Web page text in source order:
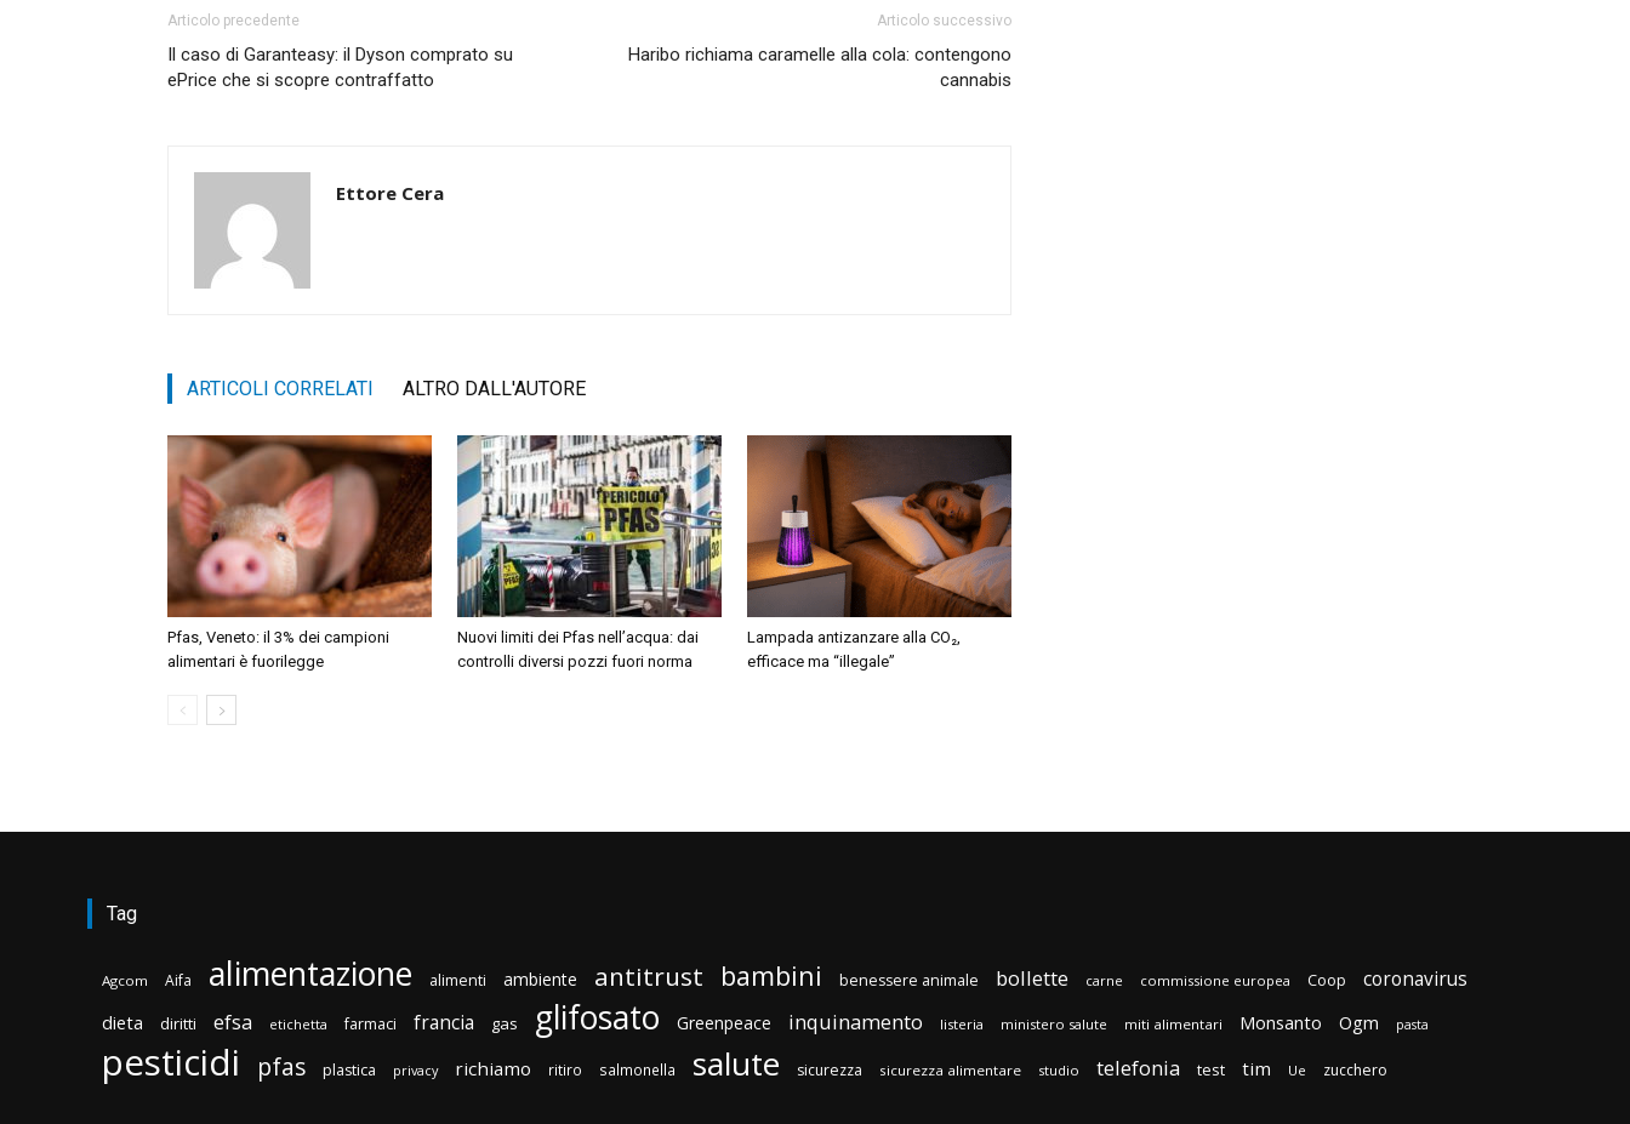
Articolo precedente
Il caso di Garanteasy: il Dyson comprato su
ePrice che si scopre contraffatto
Articolo successivo
Haribo richiama caramelle alla cola: contengono
cannabis
Ettore Cera
ARTICOLI CORRELATI ALTRO DALL'AUTORE
Pfas, Veneto: il 3% dei campioni
alimentari è fuorilegge
Nuovi limiti dei Pfas nell’acqua: dai
controlli diversi pozzi fuori norma
Lampada antizanzare alla CO₂,
efficace ma “illegale”
Tag
Agcom Aifa alimentazione alimenti ambiente antitrust bambini benessere animale bollette carne commissione europea Coop coronavirus
dieta diritti efsa etichetta farmaci francia gas glifosato Greenpeace inquinamento listeria ministero salute miti alimentari Monsanto Ogm pasta
pesticidi pfas plastica privacy richiamo ritiro salmonella salute sicurezza sicurezza alimentare studio telefonia test tim Ue zucchero